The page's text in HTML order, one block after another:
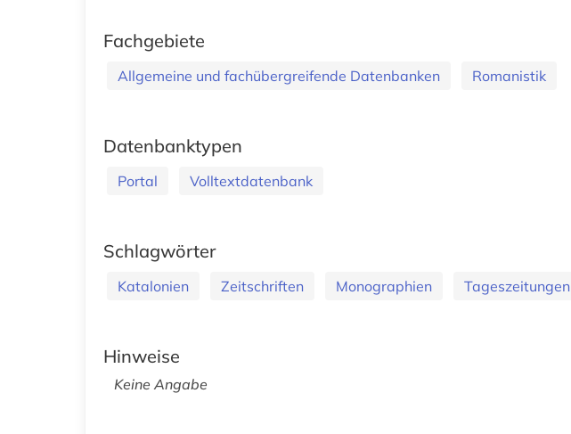
Fachgebiete
Allgemeine und fachübergreifende Datenbanken Romanistik
Datenbanktypen
Portal Volltextdatenbank
Schlagwörter
Katalonien Zeitschriften Monographien Tageszeitungen
Hinweise
Keine Angabe